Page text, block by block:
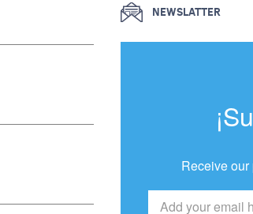
NEWSLATTER
Receive